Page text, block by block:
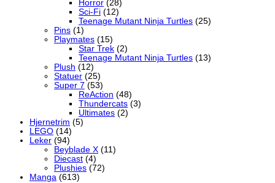
Horror (28)
Sci-Fi (12)
Teenage Mutant Ninja Turtles (25)
Pins (1)
Playmates (15)
Star Trek (2)
Teenage Mutant Ninja Turtles (13)
Plush (12)
Statuer (25)
Super 7 (53)
ReAction (48)
Thundercats (3)
Ultimates (2)
Hjernetrim (5)
LEGO (14)
Leker (94)
Beyblade X (11)
Diecast (4)
Plushies (72)
Manga (613)